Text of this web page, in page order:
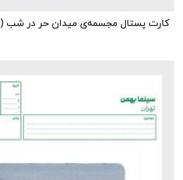
کارت پستال مجسمه‌ی میدان حر در شب (۳۶)